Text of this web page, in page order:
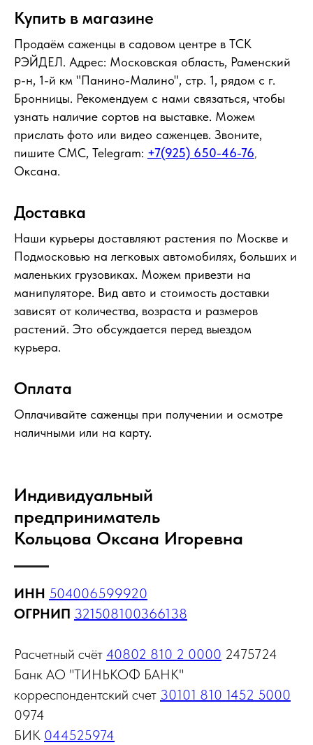
Купить в магазине
Продаём саженцы в садовом центре в ТСК
РЭЙДЕЛ. Адрес: Московская область, Раменский
р-н, 1-й км "Панино-Малино", стр. 1, рядом с г.
Бронницы. Рекомендуем с нами связаться, чтобы
узнать наличие сортов на выставке. Можем
прислать фото или видео саженцев. Звоните,
пишите СМС, Telegram: +7(925) 650-46-76,
Оксана.
Доставка
Наши курьеры доставляют растения по Москве и
Подмосковью на легковых автомобилях, больших и
маленьких грузовиках. Можем привезти на
манипуляторе. Вид авто и стоимость доставки
зависят от количества, возраста и размеров
растений. Это обсуждается перед выездом
курьера.
Оплата
Оплачивайте саженцы при получении и осмотре
наличными или на карту.
Индивидуальный
предприниматель
Кольцова Оксана Игоревна
ИНН 504006599920
ОГРНИП 321508100366138
Расчетный счёт 40802 810 2 0000 2475724
Банк АО "ТИНЬКОФ БАНК"
корреспондентский счет 30101 810 1452 5000
0974
БИК 044525974